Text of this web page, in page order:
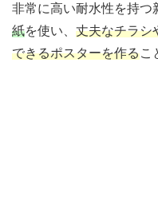
非常に高い耐水性を持つ
紙を使い、 丈夫なチラシ
できるポスターを作るこ